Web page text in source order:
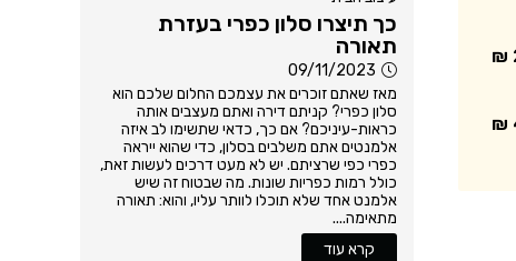
כך תיצרו סלון כפרי בעזרת
תאורה
09/11/2023
מאז שאתם זוכרים את עצמכם החלום שלכם הוא
סלון כפרי? קניתם דירה ואתם מעצבים אותה
כראות-עיניכם? אם כך, כדאי שתשימו לב איזה
אלמנטים אתם משלבים בסלון, כדי שהוא ייראה
כפרי כפי שרציתם. יש לא מעט דרכים לעשות זאת,
כולל רמות כפריות שונות. מה שבטוח זה שיש
אלמנט אחד שלא תוכלו לוותר עליו, והוא: תאורה
מתאימה....
קרא עוד